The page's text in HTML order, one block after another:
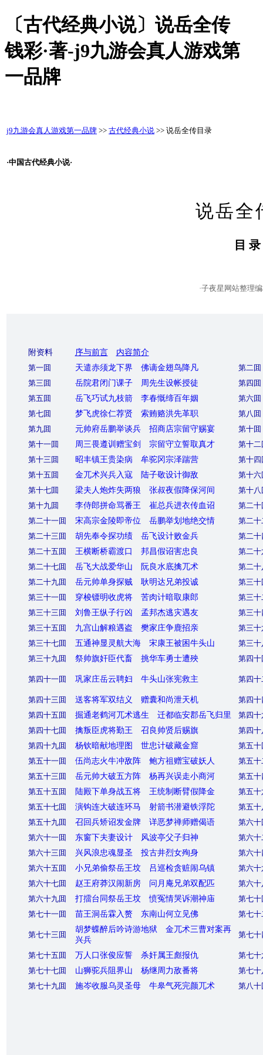
〔古代经典小说〕说岳全传
钱彩·著-j9九游会真人游戏第
一品牌
j9九游会真人游戏第一品牌 >> 古代经典小说 >> 说岳全传目录
·中国古代经典小说·
说岳全
目 录
·子夜星网站整理编
附资料 序与前言
内容简介
第一囬
天遣赤须龙下界 佛谪金翅鸟降凡
第二囬
第三囬
岳院君闭门课子 周先生设帐授徒
第四囬
第五囬
岳飞巧试九枝箭 李春慨缔百年姻
第六囬
第七囬
梦飞虎徐仁荐贤 索贿赂洪先革职
第八囬
第九囬
元帅府岳鹏举谈兵 招商店宗留守赐宴
第十囬
第十一囬
周三畏遵训赠宝剑 宗留守立誓取真才
第十二
第十三囬
昭丰镇王贵染病 牟驼冈宗泽踹营
第十四
第十五囬
金兀术兴兵入寇 陆子敬设计御敌
第十六
第十七囬
梁夫人炮炸失两狼 张叔夜假降保河间
第十八
第十九囬
李侍郎拼命骂番王 崔总兵进衣传血诏
第二十
第二十一囬
宋高宗金陵即帝位 岳鹏举划地绝交情
第二十
第二十三囬
胡先奉令探功绩 岳飞设计败金兵
第二十
第二十五囬
王横断桥霸渡口 邦昌假诏害忠良
第二十
第二十七囬
岳飞大战爱华山 阮良水底擒兀术
第二十
第二十九囬
岳元帅单身探贼 耿明达兄弟投诚
第三十
第三十一囬
穿梭镖明收虎将 苦肉计暗取康郎
第三十
第三十三囬
刘鲁王纵子行凶 孟邦杰逃灾遇友
第三十
第三十五囬
九宫山解粮遇盗 樊家庄争鹿招亲
第三十
第三十七囬
五通神显灵航大海 宋康王被困牛头山
第三十
第三十九囬
祭帅旗奸臣代畜 挑华车勇士遭殃 第四十
第四十一囬 巩家庄岳云聘妇 牛头山张宪救主 第四十
第四十三囬 送客将军双结义 赠囊和尚泄天机
第四十
第四十五囬
掘通老鹤河兀术逃生 迁都临安郡岳飞归里
第四十
第四十七囬
擒叛臣虎将勤王 召良帅贤后赐旗
第四十
第四十九囬
杨钦暗献地理图 世忠计破藏金窟
第五十
第五十一囬
伍尚志火牛冲敌阵 鲍方祖赠宝破妖人
第五十
第五十三囬
岳元帅大破五方阵 杨再兴误走小商河
第五十
第五十五囬
陆殿下单身战五将 王统制断臂假降金
第五十
第五十七囬
演钩连大破连环马 射箭书潜避铁浮陀
第五十
第五十九囬
召回兵矫诏发金牌 详恶梦禅师赠偈语
第六十
第六十一囬
东窗下夫妻设计 风波亭父子归神
第六十
第六十三囬
兴风浪忠魂显圣 投古井烈女殉身
第六十
第六十五囬
小兄弟偷祭岳王坟 吕巡检贪赃闹乌镇
第六十
第六十七囬
赵王府莽汉闹新房 问月庵兄弟双配匹
第六十
第六十九囬
打擂台同祭岳王坟 愤冤情哭诉潮神庙
第七十
第七十一囬
苗王洞岳霖入赘 东南山何立见佛 第七十
第七十三囬
胡梦蝶醉后吟诗游地狱 金兀术三曹对案再
兴兵
第七十
第七十五囬 万人口张俊应誓 杀奸属王彪报仇
第七十
第七十七囬
山狮驼兵阻界山 杨继周力敌番将
第七十
第七十九囬
施岑收服乌灵圣母 牛皋气死完颜兀术 第八十